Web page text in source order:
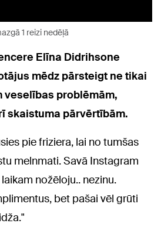
1 reizi nedēļā
Elīna Didrihsone
mēdz pārsteigt ne tikai
veselības problēmām,
skaistuma pārvērtībām.
pie friziera, lai no tumšas
melnmati. Savā Instagram
nožēloju.. nezinu.
bet pašai vēl grūti